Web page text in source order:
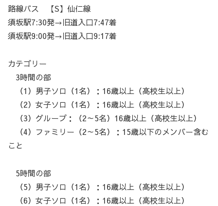
路線バス 【S】仙仁線
須坂駅7:30発→旧道入口7:47着
須坂駅9:00発→旧道入口9:17着
カテゴリー
3時間の部
（1）男子ソロ（1名）：16歳以上（高校生以上）
（2）女子ソロ（1名）：16歳以上（高校生以上）
（3）グループ：（2～5名）16歳以上（高校生以上）
（4）ファミリー（2～5名）：15歳以下のメンバー含む
こと
5時間の部
（5）男子ソロ（1名）：16歳以上（高校生以上）
（6）女子ソロ（1名）：16歳以上（高校生以上）